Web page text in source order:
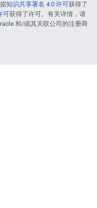
知识共享署名 4.0 许可获得了
可获得了许可。有关详情，请
和/或其关联公司的注册商